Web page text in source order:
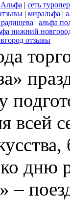
| сеть
| миральфа |
| альфа
нижний
отзывы
всей
дню